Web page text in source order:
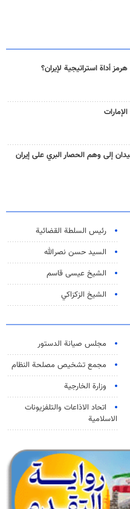
أداة استراتيجية لإيران؟
إلى وهم الحصار البري على إيران
رئیس السلطة القضائیة
السيد حسن نصرالله
الشيخ عيسى قاسم
الشيخ الزكزاكي
مجلس صيانة الدستور
مجمع تشخيص مصلحة النظام
وزارة الخارجية
اتحاد الاذاعات والتلفزيونات
الاسلامية